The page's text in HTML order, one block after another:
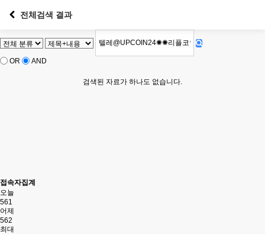
전체검색 결과
OR AND
검색된 자료가 하나도 없습니다.
접속자집계
오늘
561
어제
562
최대